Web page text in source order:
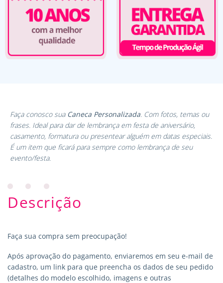
Faça conosco sua Caneca Personalizada . Com fotos, temas ou
frases. Ideal para dar de lembrança em festa de aniversário,
casamento, formatura ou presentear alguém em datas especiais.
É um item que ficará para sempre como lembrança de seu
evento/festa.
Descrição
Faça sua compra sem preocupação!
Após aprovação do pagamento, enviaremos em seu e-mail de
cadastro, um link para que preencha os dados de seu pedido
(detalhes do modelo escolhido, imagens e outras